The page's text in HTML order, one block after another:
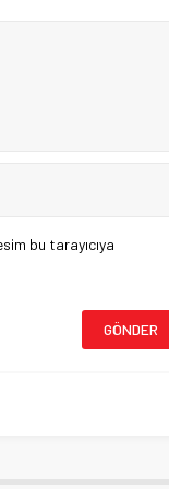
bu tarayıcıya